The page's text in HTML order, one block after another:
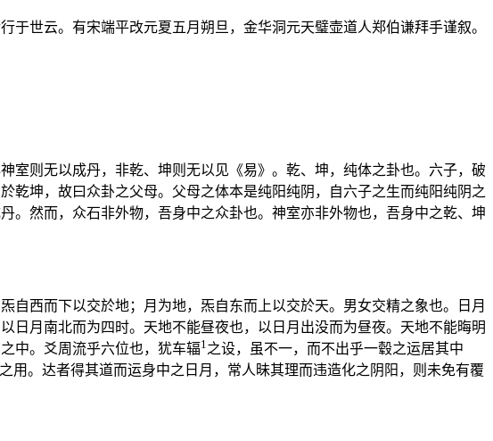
世云。有宋端平改元夏五月朔旦，金华洞元天璧壶道人郑伯谦拜手谨叙。
室则无以成丹，非乾、坤则无以见《易》。乾、坤，纯体之卦也。六子，破
乾坤，故曰众卦之父母。父母之体本是纯阳纯阴，自六子之生而纯阳纯阴之
。然而，众石非外物，吾身中之众卦也。神室亦非外物也，吾身中之乾、坤
自西而下以交於地；月为地，炁自东而上以交於天。男女交精之象也。日月
日月南北而为四时。天地不能昼夜也，以日月出没而为昼夜。天地不能晦明
中。爻周流乎六位也，犹车辐1 之设，虽不一，而不出乎一毂之运居其中
用。达者得其道而运身中之日月，常人昧其理而违造化之阴阳，则未免有覆